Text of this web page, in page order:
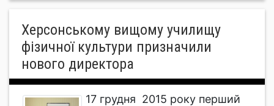
Херсонському вищому училищу
фізичної культури призначили
нового директора
17 грудня 2015 року перший